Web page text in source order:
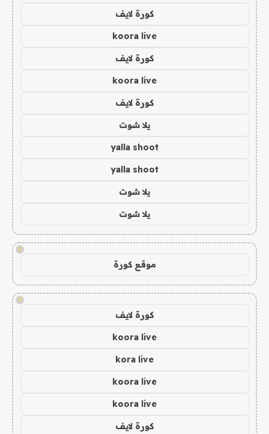
كورة لايف
koora live
كورة لايف
koora live
كورة لايف
يلا شوت
yalla shoot
yalla shoot
يلا شوت
يلا شوت
!
موقع كورة
!
كورة لايف
koora live
kora live
koora live
koora live
كورة لايف